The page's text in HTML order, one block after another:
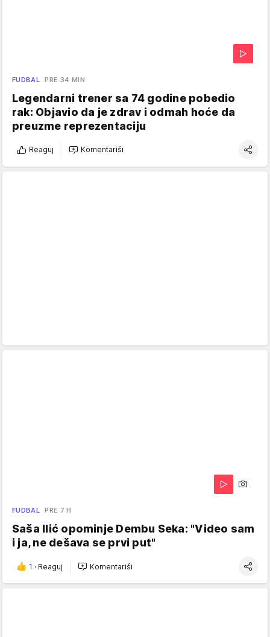
FUDBAL PRE 34 MIN
Legendarni trener sa 74 godine pobedio
rak: Objavio da je zdrav i odmah hoće da
preuzme reprezentaciju
Reaguj Komentariši
FUDBAL PRE 7 H
Saša Ilić opominje Dembu Seka: "Video sam
i ja, ne dešava se prvi put"
1 · Reaguj Komentariši